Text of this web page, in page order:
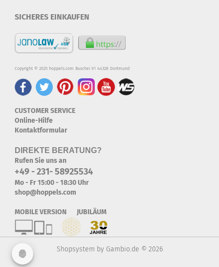
SICHERES EINKAUFEN
Copyright © 2025 hoppels.com Buschei 91 44328 Dortmund
CUSTOMER SERVICE
Online-Hilfe
Kontaktformular
DIREKTE BERATUNG?
Rufen Sie uns an
+49 - 231- 58925534
Mo - Fr 15:00 - 18:30 Uhr
shop@hoppels.com
MOBILE VERSION JUBILÄUM
Shopsystem by Gambio.de © 2026